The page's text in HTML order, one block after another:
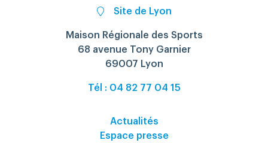
Site de Lyon
Maison Régionale des Sports
68 avenue Tony Garnier
69007 Lyon
Tél : 04 82 77 04 15
Actualités
Espace presse